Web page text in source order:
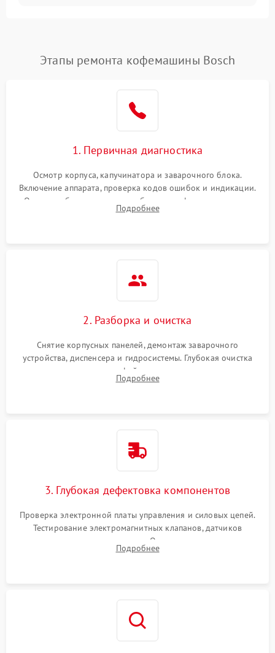
Постоянные сбои в работе 1500 ₽ Подробнее →
Этапы ремонта кофемашины Bosch
1. Первичная диагностика
Осмотр корпуса, капучинатора и заварочного блока.
Включение аппарата, проверка кодов ошибок и индикации.
Оценка работы помпы, термоблока и кофемолки на слух.
Измерение температуры и давления воды для выявления
Подробнее
2. Разборка и очистка
Снятие корпусных панелей, демонтаж заварочного
устройства, диспенсера и гидросистемы. Глубокая очистка
внутренних узлов от кофейных масел, жмыха и накипи.
Промывка дренажных каналов и фильтров с использованием
Подробнее
3. Глубокая дефектовка компонентов
Проверка электронной платы управления и силовых цепей.
Тестирование электромагнитных клапанов, датчиков
температуры и расходомера. Оценка степени износа
жерновов кофемолки, уплотнительных колец гидросистемы
Подробнее